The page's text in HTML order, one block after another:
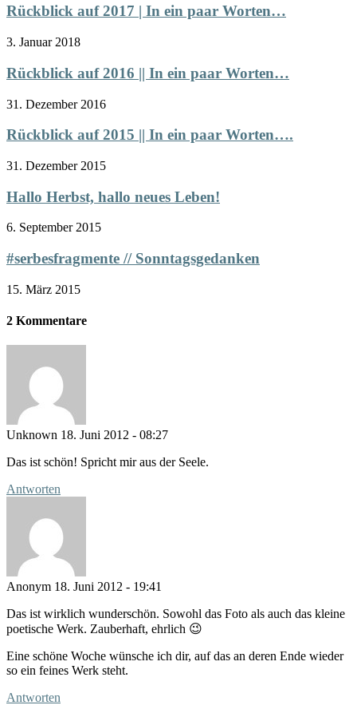
Rückblick auf 2017 | In ein paar Worten…
3. Januar 2018
Rückblick auf 2016 || In ein paar Worten…
31. Dezember 2016
Rückblick auf 2015 || In ein paar Worten….
31. Dezember 2015
Hallo Herbst, hallo neues Leben!
6. September 2015
#serbesfragmente // Sonntagsgedanken
15. März 2015
2 Kommentare
Unknown 18. Juni 2012 - 08:27
Das ist schön! Spricht mir aus der Seele.
Antworten
Anonym 18. Juni 2012 - 19:41
Das ist wirklich wunderschön. Sowohl das Foto als auch das kleine
poetische Werk. Zauberhaft, ehrlich 😉
Eine schöne Woche wünsche ich dir, auf das an deren Ende wieder
so ein feines Werk steht.
Antworten